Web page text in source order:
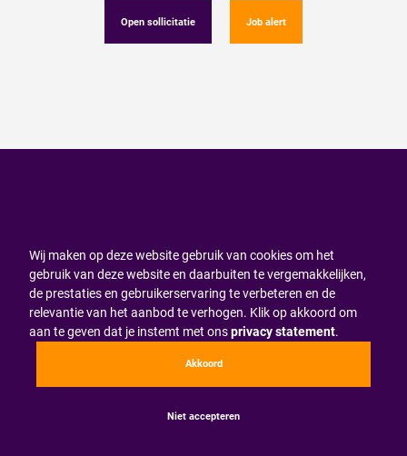
Open sollicitatie Job alert
Wij maken op deze website gebruik van cookies om het
gebruik van deze website en daarbuiten te vergemakkelijken,
de prestaties en gebruikerservaring te verbeteren en de
relevantie van het aanbod te verhogen. Klik op akkoord om
aan te geven dat je instemt met onsprivacy statement.
Akkoord
Niet accepteren